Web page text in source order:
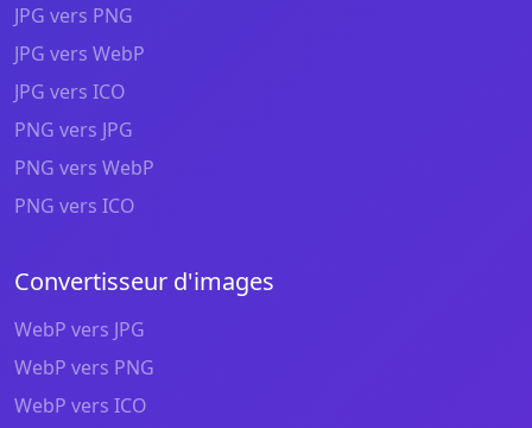
JPG vers PNG
JPG vers WebP
JPG vers ICO
PNG vers JPG
PNG vers WebP
PNG vers ICO
Convertisseur d'images
WebP vers JPG
WebP vers PNG
WebP vers ICO